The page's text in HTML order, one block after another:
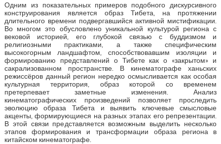
Одним из показательных примеров подобного дискурсивного
конструирования является образ Тибета, на протяжении
длительного времени подвергавшийся активной мистификации.
Во многом это обусловлено уникальной культурой региона с
вековой историей, его глубокой связью с буддизмом и
религиозными практиками, а также специфическим
высокогорным ландшафтом, способствовавшим изоляции и
формированию представлений о Тибете как о «закрытом» и
сакрализованном пространстве. В кинематографе ханьских
режиссёров данный регион нередко осмысливается как особая
культурная территория, образ которой со временем
претерпевает заметные изменения. Анализ
кинематографических произведений позволяет проследить
эволюцию образа Тибета и выявить ключевые смысловые
акценты, формирующиеся на разных этапах его репрезентации.
В этой связи представляется возможным выделить несколько
этапов формирования и трансформации образа региона в
китайском кинематографе.